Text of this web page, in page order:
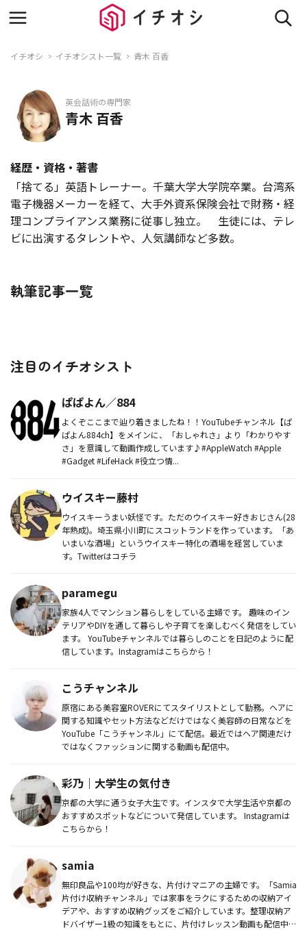
イチオシ イチオシスト一覧 青木 百香
英会話術の専門家
青木 百香
経歴・資格・著書
「捨てる」英語トレーナー。千葉大学大学院卒業。台湾系
電子機器メーカーを経て、大手外資系保険会社で財務・経
理コンプライアンス業務に従事し独立。 生徒には、テレ
ビに出演するタレントや、人気講師など多数。
執筆記事一覧
注目のイチオシスト
ぱぱよん／884
よくぞここまで辿り着きましたね！！YouTubeチャンネル【ぱ
ぱよん884ch】をメインに、「おしゃれさ」より「わかりやす
さ」を意識して動画作成しています♪#AppleWatch #Apple
#Gadget #LifeHack #役立つ情...
ウイスキー藤村
ウイスキーうまい妖怪です。ただのウイスキー好きおじさん(28
年熟成)。埼玉県小川町にスコットランドを作っています。「あ
いまいな酒場」というウイスキー特化の酒場を経営していま
す。Twitterはコチラ
paramegu
家族4人でマンション暮らしをしている主婦です。 趣味のイン
テリアやDIYを通して暮らしや子育てを楽しむべく発信をしてい
ます。 YouTubeチャンネルでは暮らしのことを日記のように配
信しています。Instagramはこちらから！
こうチャンネル
原宿にある美容室ROVERにてスタイリストとして勤務。ヘアに
関する知識やセット方法などだけではなく美容師の日常などを
YouTube「こうチャンネル」にて配信。最近ではヘア関連だけ
ではなくファッションに関する動画も配信中。
彩乃｜大学生の気付き
京都の大学に通う女子大生です。インスタで大学生活や京都の
おすすめスポットなどについて発信しています。 Instagramは
こちらから！
samia
無印良品や100均が好きな、片付けマニアの主婦です。「Samia
片付け収納チャンネル」では家事をラクにするための収納アイ
デアや、おすすめ収納グッズをご紹介しています。整理収納ア
ドバイザー1級の知識をもとに、片付けレッスン動画も配信中。